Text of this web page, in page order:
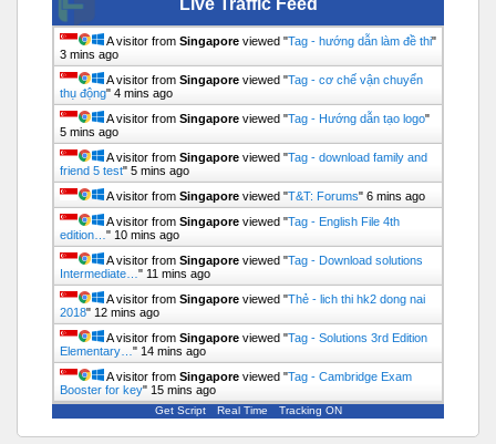
Live Traffic Feed
A visitor from Singapore viewed "Tag - hướng dẫn làm đề thi"
3 mins ago
A visitor from Singapore viewed "Tag - cơ chế vận chuyển
thụ động" 4 mins ago
A visitor from Singapore viewed "Tag - Hướng dẫn tạo logo"
5 mins ago
A visitor from Singapore viewed "Tag - download family and
friend 5 test" 5 mins ago
A visitor from Singapore viewed "T&T: Forums" 7 mins ago
A visitor from Singapore viewed "Tag - English File 4th
edition… " 10 mins ago
A visitor from Singapore viewed "Tag - Download solutions
Intermediate… " 11 mins ago
A visitor from Singapore viewed "Thẻ - lich thi hk2 dong nai
2018" 12 mins ago
A visitor from Singapore viewed "Tag - Solutions 3rd Edition
Elementary… " 14 mins ago
A visitor from Singapore viewed "Tag - Cambridge Exam
Booster for key" 15 mins ago
Get Script Real Time Tracking ON